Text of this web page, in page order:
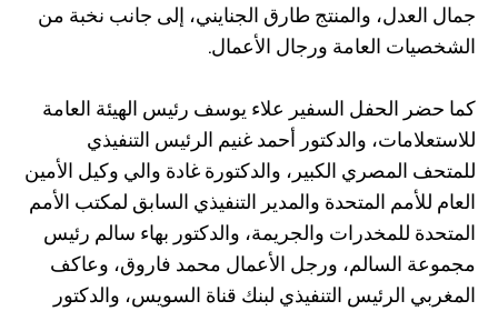
جمال العدل، والمنتج طارق الجنايني، إلى جانب نخبة من
الشخصيات العامة ورجال الأعمال.
كما حضر الحفل السفير علاء يوسف رئيس الهيئة العامة
للاستعلامات، والدكتور أحمد غنيم الرئيس التنفيذي
للمتحف المصري الكبير، والدكتورة غادة والي وكيل الأمين
العام للأمم المتحدة والمدير التنفيذي السابق لمكتب الأمم
المتحدة للمخدرات والجريمة، والدكتور بهاء سالم رئيس
مجموعة السالم، ورجل الأعمال محمد فاروق، وعاكف
المغربي الرئيس التنفيذي لبنك قناة السويس، والدكتور